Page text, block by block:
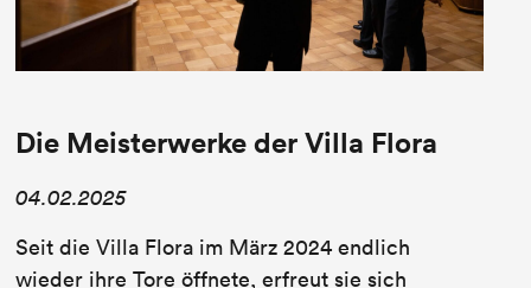
Die Meisterwerke der Villa Flora
04.02.2025
Seit die Villa Flora im März 2024 endlich
wieder ihre Tore öffnete, erfreut sie sich